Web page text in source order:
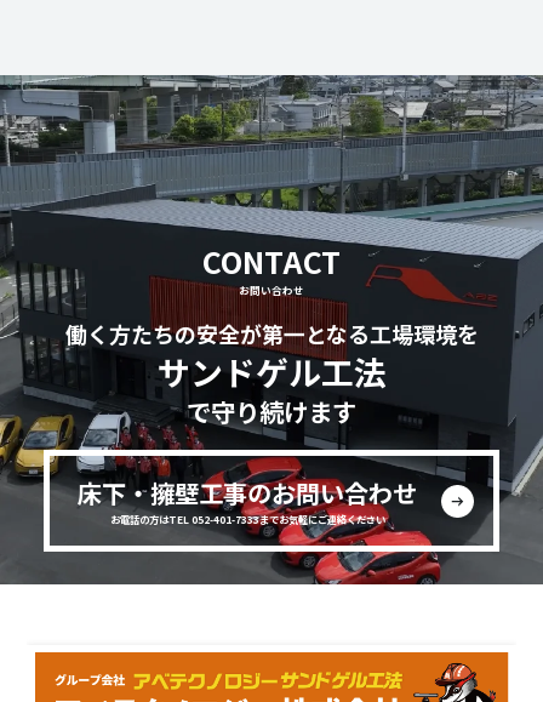
CONTACT
お問い合わせ
働く方たちの安全が第一となる工場環境を
サンドゲル工法
で守り続けます
床下・擁壁工事のお問い合わせ
お電話の方はTEL 052-401-7333までお気軽にご連絡ください